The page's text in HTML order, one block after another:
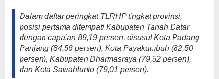
Dalam daftar peringkat TLRHP tingkat provinsi,
posisi pertama ditempati Kabupaten Tanah Datar
dengan capaian 89,19 persen, disusul Kota Padang
Panjang (84,56 persen), Kota Payakumbuh (82,50
persen), Kabupaten Dharmasraya (79,52 persen),
dan Kota Sawahlunto (79,01 persen).